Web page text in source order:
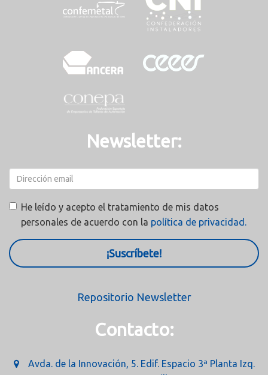
Newsletter:
He leído y acepto el tratamiento de mis datos
personales de acuerdo con la política de privacidad.
¡Suscríbete!
Repositorio Newsletter
Contacto:
Avda. de la Innovación, 5. Edif. Espacio 3ª Planta Izq.